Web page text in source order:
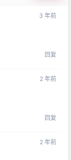
3 年前
回复
2 年前
回复
2 年前